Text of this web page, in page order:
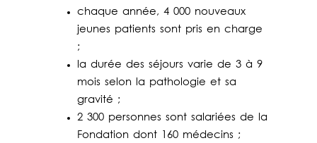
chaque année, 4 000 nouveaux
jeunes patients sont pris en charge
;
la durée des séjours varie de 3 à 9
mois selon la pathologie et sa
gravité ;
2 300 personnes sont salariées de la
Fondation dont 160 médecins ;